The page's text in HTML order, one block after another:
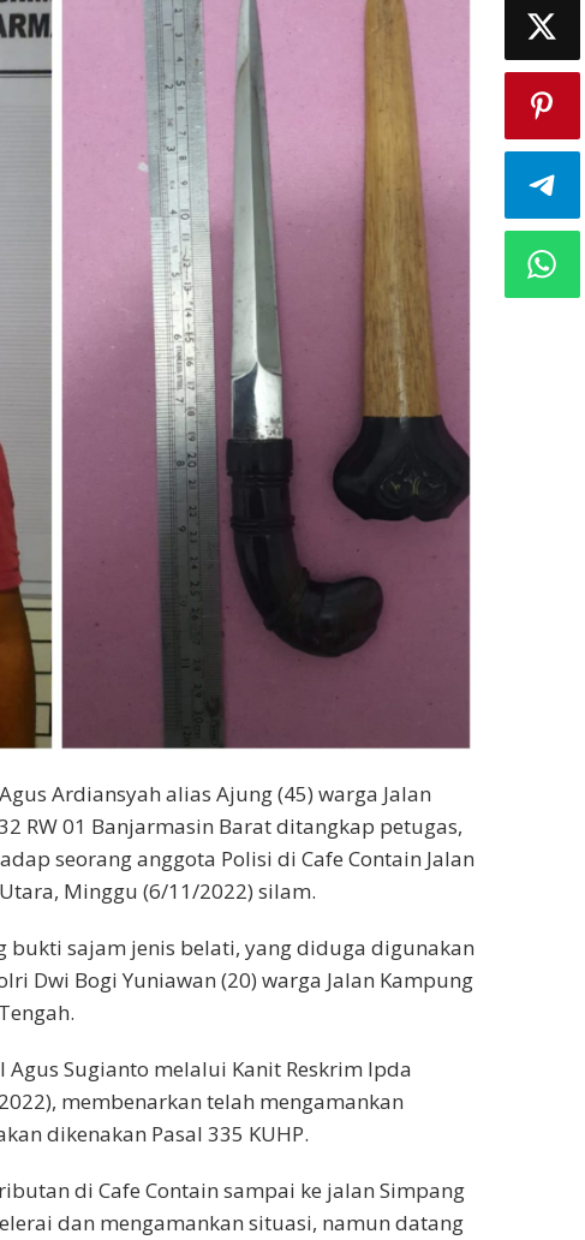
Ardiansyah alias Ajung (45) warga Jalan
RW 01 Banjarmasin Barat ditangkap petugas,
seorang anggota Polisi di Cafe Contain Jalan
Minggu (6/11/2022) silam.
bukti sajam jenis belati, yang diduga digunakan
Dwi Bogi Yuniawan (20) warga Jalan Kampung
Sugianto melalui Kanit Reskrim Ipda
membenarkan telah mengamankan
dikenakan Pasal 335 KUHP.
di Cafe Contain sampai ke jalan Simpang
dan mengamankan situasi, namun datang